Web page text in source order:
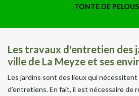
TONTE DE
Les travaux d'entretien des
ville de La Meyze et ses
Les jardins sont des lieux qui
d'entretiens. En fait, il est nécessaire de